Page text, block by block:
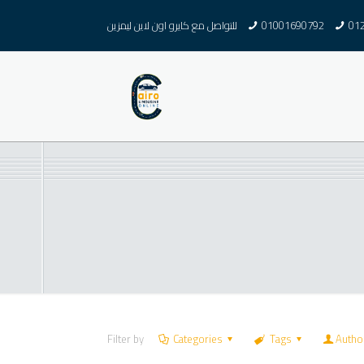
للتواصل مع كايرو اون لاين ليمزين 01001690792
Filter by Categories Tags